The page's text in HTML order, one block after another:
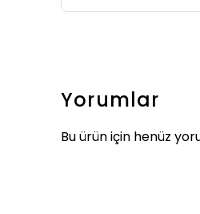
Yorumlar
Bu ürün için henüz